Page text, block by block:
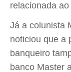
relacionada ao
Já a colunista
noticiou que a
banqueiro
banco Master